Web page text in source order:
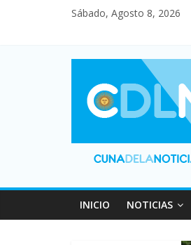
Sábado, Agosto 8, 2026
INICIO NOTICIAS